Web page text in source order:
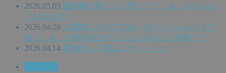
2026.05.03 庭師殿の黒ミャク狩り＾＾ ＆ ○○ちゃん
とお出かけ♡
2026.04.29 ２週間ぶりのアフ活～オフィシャルストア
巡り ＆ EXPO2025オフィシャルカフェ偵察＾＾
2026.04.14 夢洲行って来ました～～～♬